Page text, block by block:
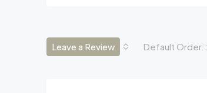
Default Order
Leave a Review